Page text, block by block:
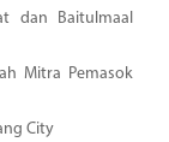
dan Baitulmaal
Mitra Pemasok
City